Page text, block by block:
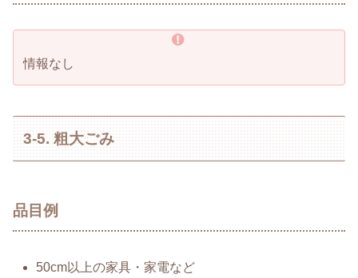
情報なし
3-5. 粗大ごみ
品目例
50cm以上の家具・家電など